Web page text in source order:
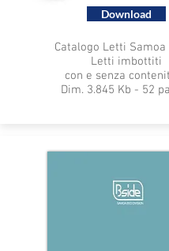
Download
Catalogo Letti Samoa
Letti imbottiti
con e senza
Dim. 3.845 Kb - 52